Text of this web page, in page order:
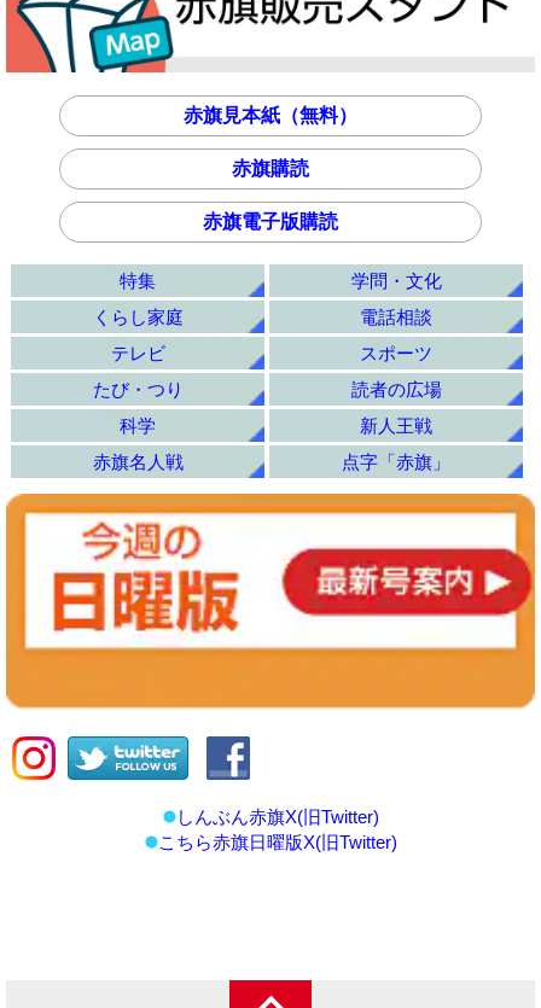
赤旗見本紙（無料）
赤旗購読
赤旗電子版購読
特集
学問・文化
くらし家庭
電話相談
テレビ
スポーツ
たび・つり
読者の広場
科学
新人王戦
赤旗名人戦
点字「赤旗」
しんぶん赤旗X(旧Twitter)
こちら赤旗日曜版X(旧Twitter)